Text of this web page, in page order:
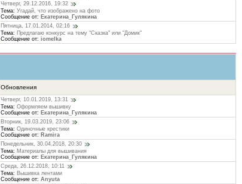
Четверг, 29.12.2016, 19:32
Тема: Угадай, что изображено на фото
Сообщение от: Екатерина_Гулякина
Пятница, 17.01.2014, 02:16
Тема: Предлагаю конкурс на тему "Сказка" или "Домик"
Сообщение от: iomelka
Обновления
Четверг, 10.01.2019, 13:31
Тема: Оформляем вышивку
Сообщение от: Екатерина_Гулякина
Вторник, 19.03.2019, 23:06
Тема: Одиночные крестики
Сообщение от: Ramira
Понедельник, 30.04.2018, 20:30
Тема: Материалы для вышивания
Сообщение от: Екатерина_Гулякина
Среда, 26.12.2018, 10:11
Тема: Вышивка лентами
Сообщение от: Anyuta